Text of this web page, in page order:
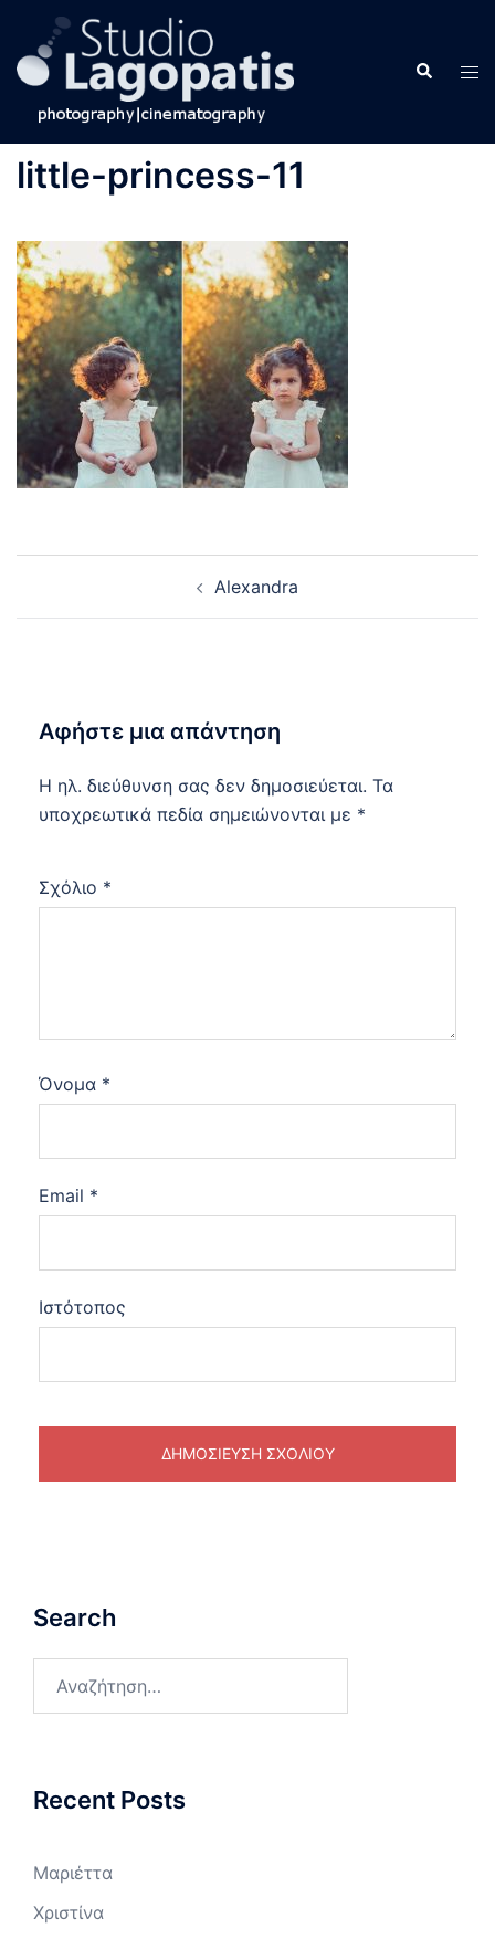
content
Search
little-princess-11
Alexandra
Αφήστε μια απάντηση
Η ηλ. διεύθυνση σας δεν δημοσιεύεται. Τα
υποχρεωτικά πεδία σημειώνονται με *
Σχόλιο *
Όνομα *
Email *
Ιστότοπος
Search
Recent Posts
Μαριέττα
Χριστίνα